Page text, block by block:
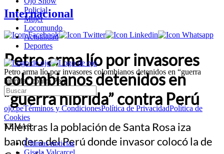
Policial
Mujer
Locomundo
Actualidad
Deportes
Petro arma lío por invasores colombianos detenidos en “guerra
híbrida” contra Perú
ojo.peTérminos y CondicionesPolítica de PrivacidadPolítica de
Cookies
TEMAS:
Últimas noticias
Gisela Valcarcel
Internacional
Petro arma lío por invasores
colombianos detenidos en
“guerra híbrida” contra Perú
Mientras la población de Santa Rosa iza
bandera del Perú donde invasor colocó la de